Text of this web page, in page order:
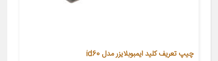
چیپ تعریف کلید ایمبوبلایزر مدل id60